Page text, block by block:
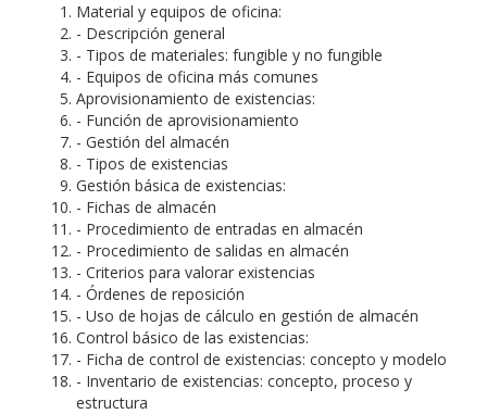
Material y equipos de oficina:
- Descripción general
- Tipos de materiales: fungible y no fungible
- Equipos de oficina más comunes
Aprovisionamiento de existencias:
- Función de aprovisionamiento
- Gestión del almacén
- Tipos de existencias
Gestión básica de existencias:
- Fichas de almacén
- Procedimiento de entradas en almacén
- Procedimiento de salidas en almacén
- Criterios para valorar existencias
- Órdenes de reposición
- Uso de hojas de cálculo en gestión de almacén
Control básico de las existencias:
- Ficha de control de existencias: concepto y modelo
- Inventario de existencias: concepto, proceso y
estructura